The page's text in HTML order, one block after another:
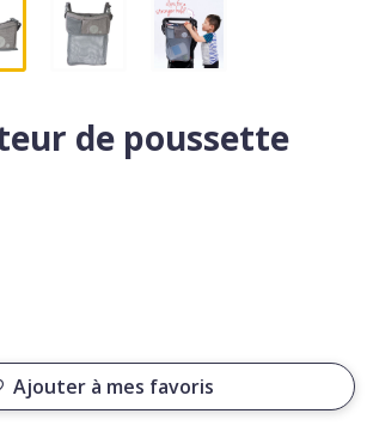
de poussette
Ajouter à mes favoris